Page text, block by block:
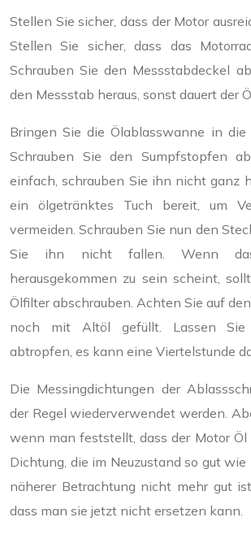
Stellen Sie sicher, dass der Motor
Stellen Sie sicher, dass das
Schrauben Sie den Messstabdeckel
den Messstab heraus, sonst dauert der
Bringen Sie die Ölablasswanne in die
Schrauben Sie den Sumpfstopfen
einfach, schrauben Sie ihn nicht ganz
ein ölgetränktes Tuch bereit, um
vermeiden. Schrauben Sie nun den
Sie ihn nicht fallen. Wenn
herausgekommen zu sein scheint,
Ölfilter abschrauben. Achten Sie auf
noch mit Altöl gefüllt. Lassen
abtropfen, es kann eine Viertelstunde
Die Messingdichtungen der
der Regel wiederverwendet werden.
wenn man feststellt, dass der Motor
Dichtung, die im Neuzustand so gut
näherer Betrachtung nicht mehr gut
dass man sie jetzt nicht ersetzen kann.